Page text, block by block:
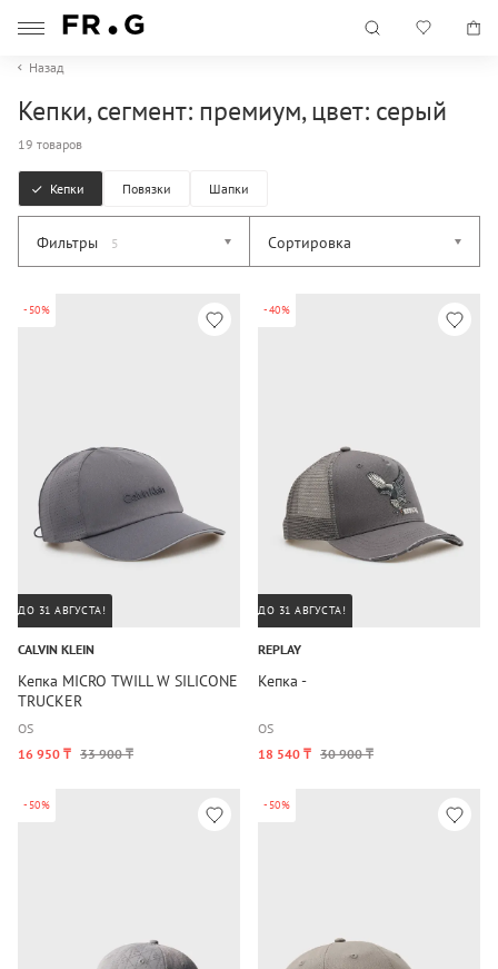
Назад
Кепки, сегмент: премиум, цвет: серый
19 товаров
Кепки Повязки Шапки
Фильтры 5 Сортировка
-50%
ДО 31 АВГУСТА!
CALVIN KLEIN
Кепка MICRO TWILL W SILICONE
TRUCKER
OS
16 950 ₸ 33 900 ₸
-40%
ДО 31 АВГУСТА!
REPLAY
Кепка -
OS
18 540 ₸ 30 900 ₸
-50% -50%